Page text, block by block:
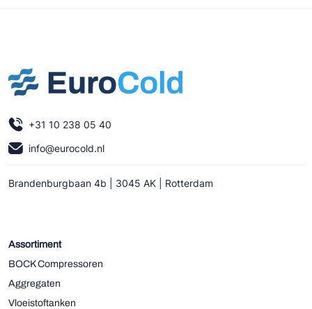
+31 10 238 05 40
info@eurocold.nl
Brandenburgbaan 4b | 3045 AK | Rotterdam
Assortiment
BOCK Compressoren
Aggregaten
Vloeistoftanken